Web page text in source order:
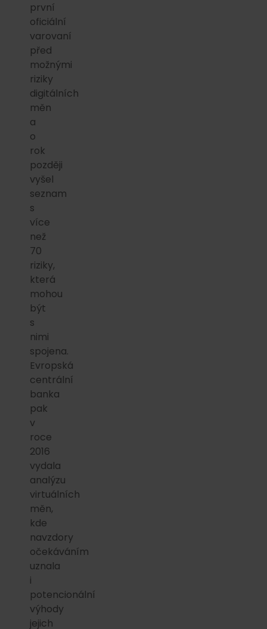
první
oficiální
varovaní
před
možnými
riziky
digitálních
měn
a
o
rok
později
vyšel
seznam
s
více
než
70
riziky,
která
mohou
být
s
nimi
spojena.
Evropská
centrální
banka
pak
v
roce
2016
vydala
analýzu
virtuálních
měn,
kde
navzdory
očekáváním
uznala
i
potencionální
výhody
jejich